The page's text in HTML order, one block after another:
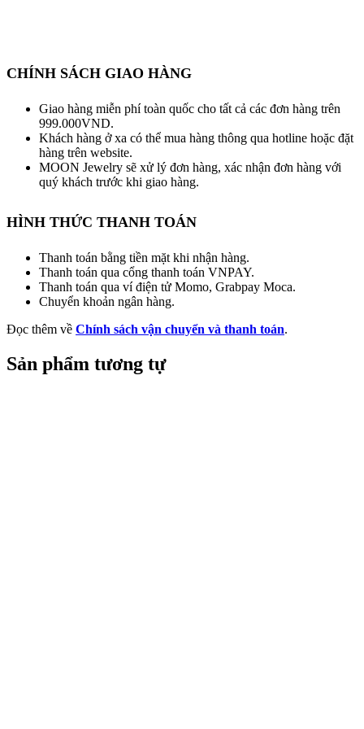
CHÍNH SÁCH GIAO HÀNG
Giao hàng miễn phí toàn quốc cho tất cả các đơn hàng trên
999.000VND.
Khách hàng ở xa có thể mua hàng thông qua hotline hoặc đặt
hàng trên website.
MOON Jewelry sẽ xử lý đơn hàng, xác nhận đơn hàng với
quý khách trước khi giao hàng.
HÌNH THỨC THANH TOÁN
Thanh toán bằng tiền mặt khi nhận hàng.
Thanh toán qua cổng thanh toán VNPAY.
Thanh toán qua ví điện tử Momo, Grabpay Moca.
Chuyển khoản ngân hàng.
Đọc thêm về Chính sách vận chuyển và thanh toán.
Sản phẩm tương tự